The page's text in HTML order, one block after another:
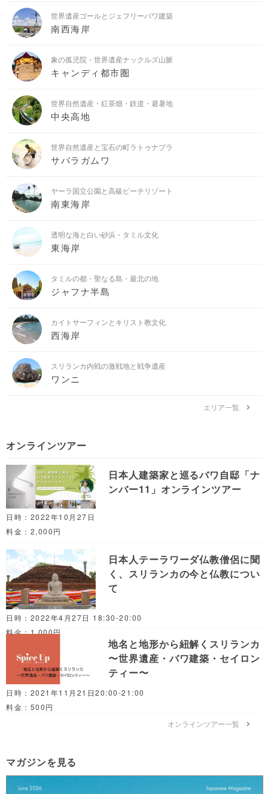
世界遺産ゴールとジェフリーバワ建築
南西海岸
象の孤児院・世界遺産ナックルズ山脈
キャンディ都市圏
世界自然遺産・紅茶畑・鉄道・避暑地
中央高地
世界自然遺産と宝石の町ラトゥナプラ
サバラガムワ
ヤーラ国立公園と高級ビーチリゾート
南東海岸
透明な海と白い砂浜・タミル文化
東海岸
タミルの都・聖なる島・最北の地
ジャフナ半島
カイトサーフィンとキリスト教文化
西海岸
スリランカ内戦の激戦地と戦争遺産
ワンニ
エリア一覧
オンラインツアー
日本人建築家と巡るバワ自邸「ナ
ンバー11」オンラインツアー
日時：2022年10月27日
料金：2,000円
日本人テーラワーダ仏教僧侶に聞
く、スリランカの今と仏教につい
て
日時：2022年4月27日 18:30-20:00
料金：1,000円
地名と地形から紐解くスリランカ
〜世界遺産・バワ建築・セイロン
ティー〜
日時：2021年11月21日20:00-21:00
料金：500円
オンラインツアー一覧
マガジンを見る